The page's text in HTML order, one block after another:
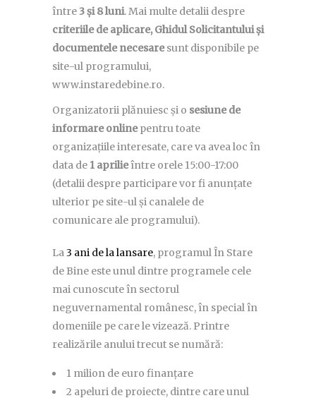
între3 și 8 luni. Mai multe detalii despre
criteriile de aplicare, Ghidul Solicitantului și
documentele necesaresunt disponibile pe
site-ul programului,
www.instaredebine.ro.
Organizatorii plănuiesc și o sesiune de
informare onlinepentru toate
organizațiile interesate, care va avea loc în
data de 1 aprilieîntre orele 15:00-17:00
(detalii despre participare vor fi anunțate
ulterior pe site-ul și canalele de
comunicare ale programului).
La3 ani de la lansare, programul În Stare
de Bine este unul dintre programele cele
mai cunoscute în sectorul
neguvernamental românesc, în special în
domeniile pe care le vizează. Printre
realizările anului trecut se numără:
1 milion de euro finanțare
2 apeluri de proiecte, dintre care unul